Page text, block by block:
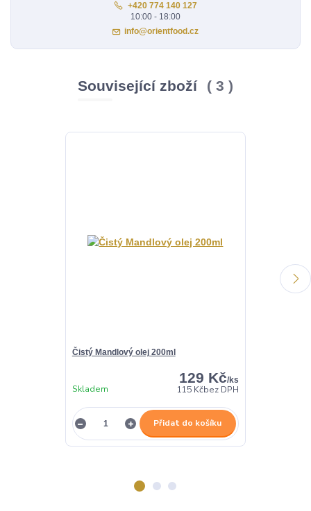
+420 774 140 127
10:00 - 18:00
info@orientfood.cz
Související zboží 3
Čistý Mandlový olej 200ml
129 Kč/ks
115 Kčbez DPH
Skladem
Přidat do košíku